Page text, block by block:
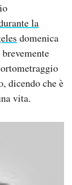
la
domenica
dicendo che è
vita.